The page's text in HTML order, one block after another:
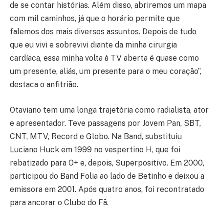
de se contar histórias. Além disso, abriremos um mapa
com mil caminhos, já que o horário permite que
falemos dos mais diversos assuntos. Depois de tudo
que eu vivi e sobrevivi diante da minha cirurgia
cardíaca, essa minha volta à TV aberta é quase como
um presente, aliás, um presente para o meu coração”,
destaca o anfitrião.
Otaviano tem uma longa trajetória como radialista, ator
e apresentador. Teve passagens por Jovem Pan, SBT,
CNT, MTV, Record e Globo. Na Band, substituiu
Luciano Huck em 1999 no vespertino H, que foi
rebatizado para O+ e, depois, Superpositivo. Em 2000,
participou do Band Folia ao lado de Betinho e deixou a
emissora em 2001. Após quatro anos, foi recontratado
para ancorar o Clube do Fã.